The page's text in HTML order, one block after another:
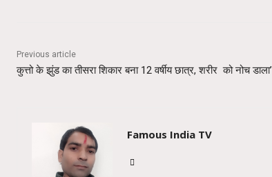
Previous article
कुत्तो के झुंड का तीसरा शिकार बना 12 वर्षीय छात्र, शरीर को नोच डाला’
Famous India TV